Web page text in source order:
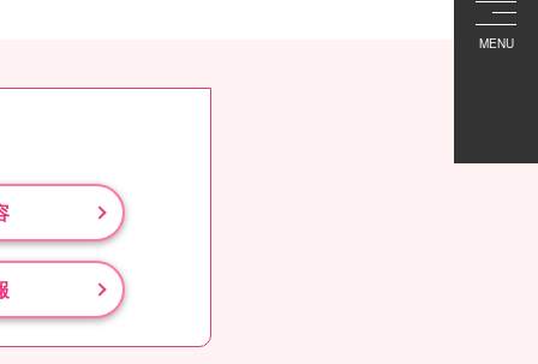
MENU